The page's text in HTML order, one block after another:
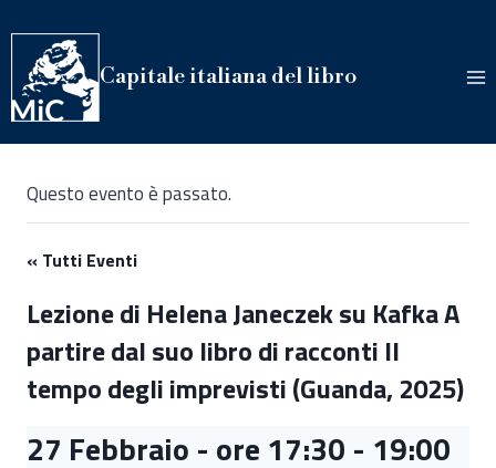
al
contenuto
Capitale italiana del libro
Questo evento è passato.
« Tutti Eventi
Lezione di Helena Janeczek su Kafka A
partire dal suo libro di racconti Il
tempo degli imprevisti (Guanda, 2025)
27 Febbraio - ore 17:30 - 19:00